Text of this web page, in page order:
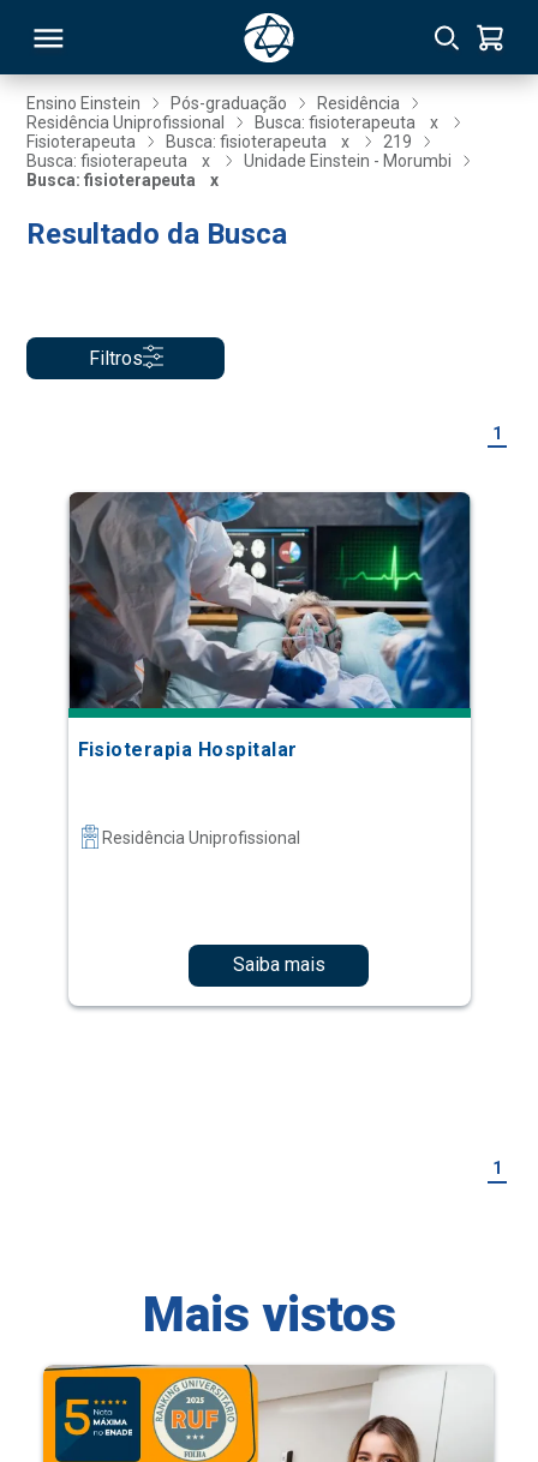
Ensino Einstein Pós-graduação
Residência
Residência Uniprofissional
Busca: fisioterapeuta
x
Fisioterapeuta
Busca: fisioterapeuta x
219
Busca: fisioterapeuta
x
Unidade Einstein - Morumbi
Busca: fisioterapeuta
x
Resultado da Busca
Filtros
1
Fisioterapia Hospitalar
Residência Uniprofissional
Saiba mais
1
Mais vistos